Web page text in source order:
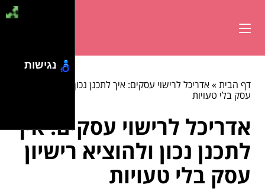
דף הבית»אדריכל לרישוי עסקים: איך לתכנן נכון ולהוציא רישיון
עסק בלי טעויות
אדריכל לרישוי עסקים: איך
לתכנן נכון ולהוציא רישיון
עסק בלי טעויות
נגישות